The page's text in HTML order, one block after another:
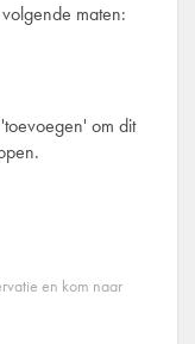
maten:
om dit
en kom naar